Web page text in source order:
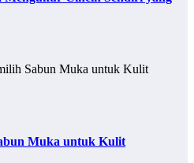
Muka untuk Kulit